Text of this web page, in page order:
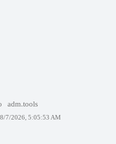
adm.tools
8/7/2026, 5:05:53 AM